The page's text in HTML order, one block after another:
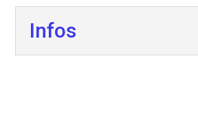
Infos